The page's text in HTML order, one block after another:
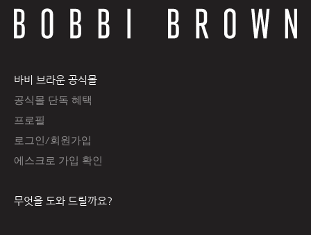
바비 브라운 공식몰
공식몰 단독 혜택
프로필
로그인/회원가입
에스크로 가입 확인
무엇을 도와 드릴까요?